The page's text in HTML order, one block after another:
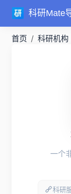
科研Mate
首页 科研机构
一个
科研